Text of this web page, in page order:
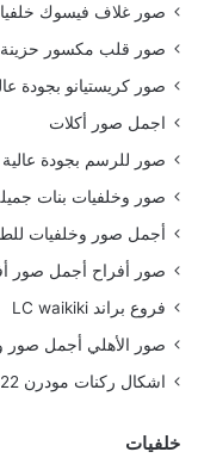
صور غلاف فيسوك
صور قلب مكسور حزينة
صور كريستيانو بجودة
اجمل صور أكلات
صور للرسم بجودة عالية
صور وخلفيات بنات
أجمل صور وخلفيات
صور أفراح أجمل صور
فروع براند LC waikiki
صور الأهلي أجمل صور
اشكال ركنات مودرن 2022 بتصميمات رائعة
خلفيات